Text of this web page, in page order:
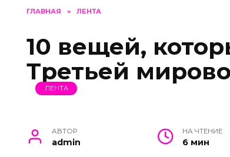
ГЛАВНАЯ » ЛЕНТА
10 вещей,
Третьей
ЛЕНТА
АВТОР
admin
НА ЧТЕНИЕ
6 мин